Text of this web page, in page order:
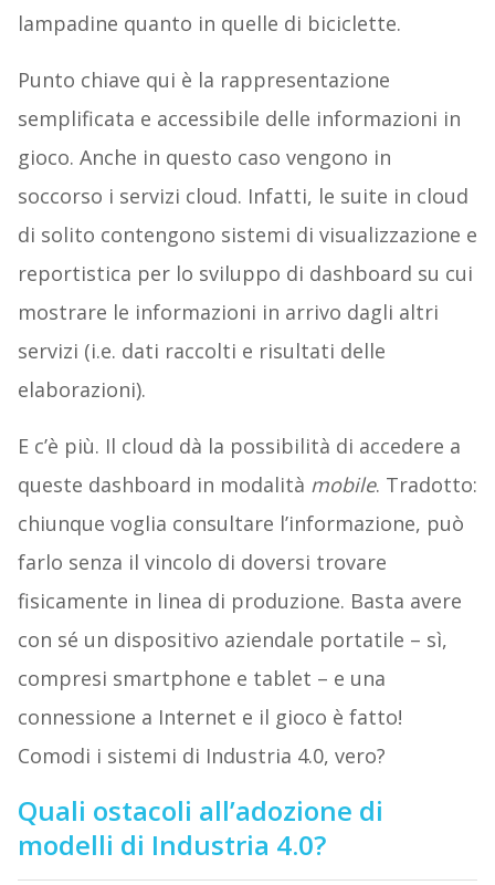
lampadine quanto in quelle di biciclette.
Punto chiave qui è la rappresentazione
semplificata e accessibile delle informazioni in
gioco. Anche in questo caso vengono in
soccorso i servizi cloud. Infatti, le suite in cloud
di solito contengono sistemi di visualizzazione e
reportistica per lo sviluppo di dashboard su cui
mostrare le informazioni in arrivo dagli altri
servizi (i.e. dati raccolti e risultati delle
elaborazioni).
E c’è più. Il cloud dà la possibilità di accedere a
queste dashboard in modalità mobile. Tradotto:
chiunque voglia consultare l’informazione, può
farlo senza il vincolo di doversi trovare
fisicamente in linea di produzione. Basta avere
con sé un dispositivo aziendale portatile – sì,
compresi smartphone e tablet – e una
connessione a Internet e il gioco è fatto!
Comodi i sistemi di Industria 4.0, vero?
Quali ostacoli all’adozione di
modelli di Industria 4.0?